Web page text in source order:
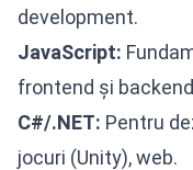
development.
JavaScript:
frontend și
C#/.NET: Pentru
jocuri (Unity), web.